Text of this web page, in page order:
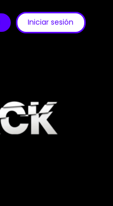
Iniciar sesión